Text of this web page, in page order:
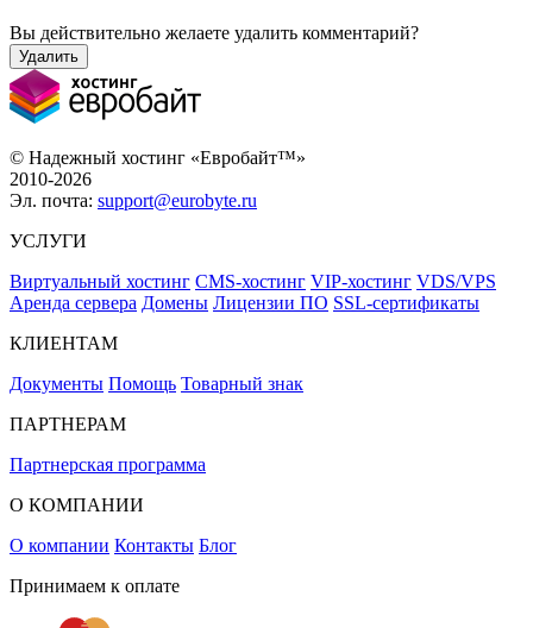
Вы действительно желаете удалить комментарий?
Удалить
© Надежный хостинг «Евробайт™»
2010-2026
Эл. почта: support@eurobyte.ru
УСЛУГИ
Виртуальный хостинг CMS-хостинг VIP-хостинг VDS/VPS
Аренда сервера Домены Лицензии ПО SSL-сертификаты
КЛИЕНТАМ
Документы Помощь Товарный знак
ПАРТНЕРАМ
Партнерская программа
О КОМПАНИИ
О компании Контакты Блог
Принимаем к оплате